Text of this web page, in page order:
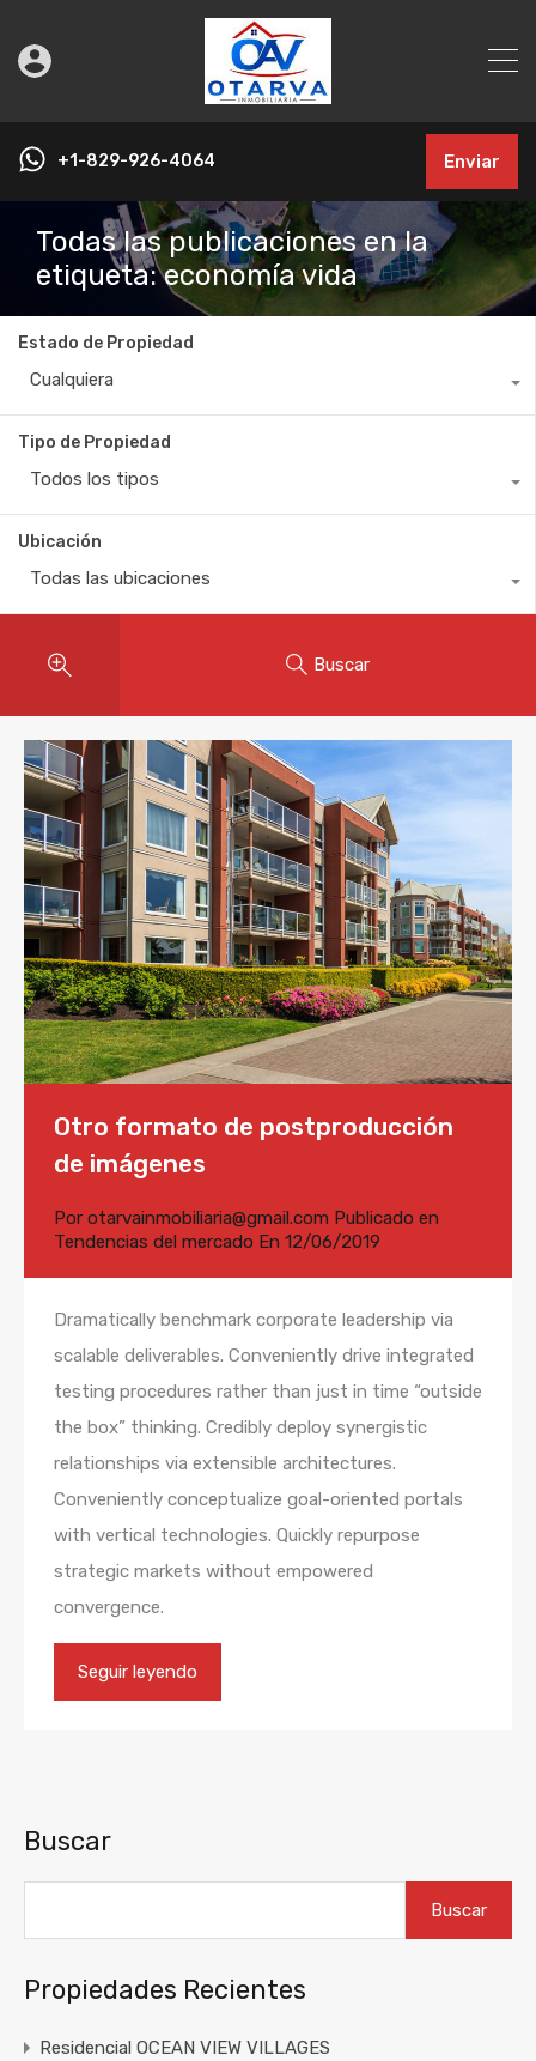
+1-829-926-4064 Enviar
Todas las publicaciones en la
etiqueta: economía vida
Estado de Propiedad
Cualquiera
Tipo de Propiedad
Todos los tipos
Ubicación
Todas las ubicaciones
Buscar
Otro formato de postproducción
de imágenes
Por otarvainmobiliaria@gmail.com Publicado en
Tendencias del mercado En 12/06/2019
Dramatically benchmark corporate leadership via
scalable deliverables. Conveniently drive integrated
testing procedures rather than just in time “outside
the box” thinking. Credibly deploy synergistic
relationships via extensible architectures.
Conveniently conceptualize goal-oriented portals
with vertical technologies. Quickly repurpose
strategic markets without empowered
convergence.
Seguir leyendo
Buscar
Buscar
Propiedades Recientes
Residencial OCEAN VIEW VILLAGES